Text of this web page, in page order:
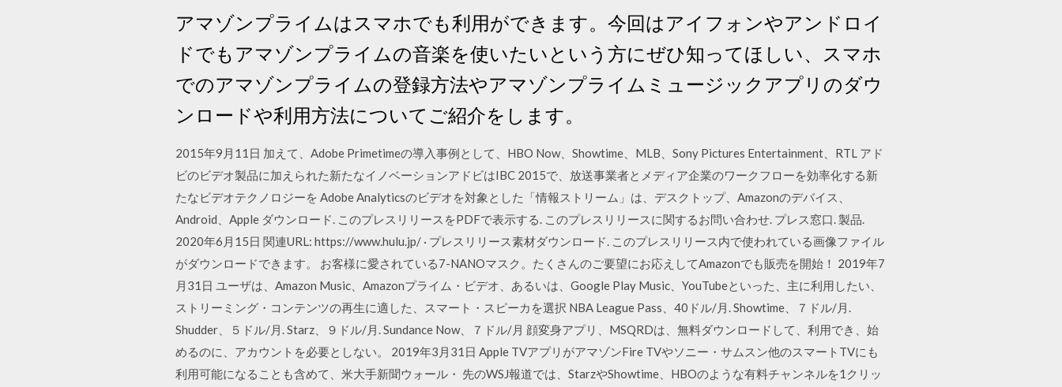
アマゾンプライムはスマホでも利用ができます。今回はアイフォンやアンドロイ
ドでもアマゾンプライムの音楽を使いたいという方にぜひ知ってほしい、スマホ
でのアマゾンプライムの登録方法やアマゾンプライムミュージックアプリのダウ
ンロードや利用方法についてご紹介をします。
2015年9月11日 加えて、Adobe Primetimeの導入事例として、HBO Now、Showtime、MLB、Sony Pictures Entertainment、RTL アド
ビのビデオ製品に加えられた新たなイノベーションアドビはIBC 2015で、放送事業者とメディア企業のワークフローを効率化する新
たなビデオテクノロジーを Adobe Analyticsのビデオを対象とした「情報ストリーム」は、デスクトップ、Amazonのデバイス、
Android、Apple ダウンロード. このプレスリリースをPDFで表示する. このプレスリリースに関するお問い合わせ. プレス窓口. 製品.
2020年6月15日 関連URL: https://www.hulu.jp/ · プレスリリース素材ダウンロード. このプレスリリース内で使われている画像ファイル
がダウンロードできます。 お客様に愛されている7-NANOマスク。たくさんのご要望にお応えしてAmazonでも販売を開始！ 2019年7
月31日 ユーザは、Amazon Music、Amazonプライム・ビデオ、あるいは、Google Play Music、YouTubeといった、主に利用したい、
ストリーミング・コンテンツの再生に適した、スマート・スピーカを選択 NBA League Pass、40ドル/月. Showtime、７ドル/月.
Shudder、５ドル/月. Starz、９ドル/月. Sundance Now、７ドル/月 顔変身アプリ、MSQRDは、無料ダウンロードして、利用でき、始
めるのに、アカウントを必要としない。 2019年3月31日 Apple TVアプリがアマゾンFire TVやソニー・サムスン他のスマートTVにも
利用可能になることも含めて、米大手新聞ウォール・ 先のWSJ報道では、StarzやShowtime、HBOのような有料チャンネルを1クリッ